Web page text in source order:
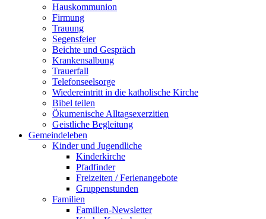
Hauskommunion
Firmung
Trauung
Segensfeier
Beichte und Gespräch
Krankensalbung
Trauerfall
Telefonseelsorge
Wiedereintritt in die katholische Kirche
Bibel teilen
Ökumenische Alltagsexerzitien
Geistliche Begleitung
Gemeindeleben
Kinder und Jugendliche
Kinderkirche
Pfadfinder
Freizeiten / Ferienangebote
Gruppenstunden
Familien
Familien-Newsletter